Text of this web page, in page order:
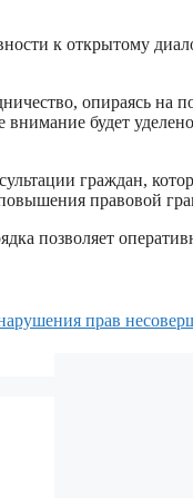
к открытому
опираясь
будет
граждан,
правовой
позволяет
прав